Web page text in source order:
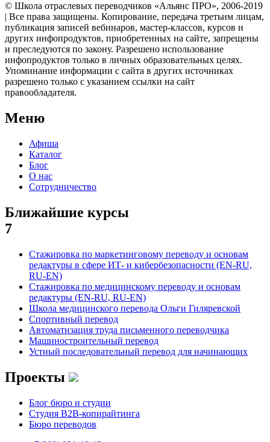
© Школа отраслевых переводчиков «Альянс ПРО», 2006-2019
| Все права защищены. Копирование, передача третьим лицам,
публикация записей вебинаров, мастер-классов, курсов и
других инфопродуктов, приобретенных на сайте, запрещены
и преследуются по закону. Разрешено использование
инфопродуктов только в личных образовательных целях.
Упоминание информации с сайта в других источниках
разрешено только с указанием ссылки на сайт
правообладателя.
Меню
Афиша
Каталог
Блог
О нас
Сотрудничество
Ближайшие курсы
7
Стажировка по маркетинговому переводу и основам
редактуры в сфере ИТ- и кибербезопасности (EN-RU,
RU-EN)
Стажировка по медицинскому переводу и основам
редактуры (EN-RU, RU-EN)
Школа медицинского перевода Ольги Гиляревской
Спортивный перевод
Автоматизация труда письменного переводчика
Машиностроительный перевод
Устный последовательный перевод для начинающих
Проекты
Блог бюро и студии
Студия B2B-копирайтинга
Бюро переводов